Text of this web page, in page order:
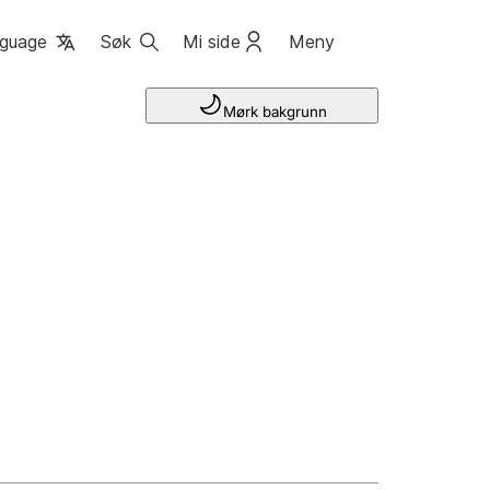
Søk Mi side Meny
Mørk bakgrunn